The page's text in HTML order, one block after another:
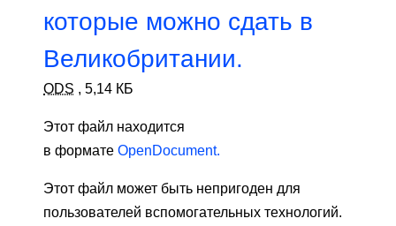
которые можно сдать в
Великобритании.
ODS , 5,14 КБ
Этот файл находится
в формате OpenDocument.
Этот файл может быть непригоден для
пользователей вспомогательных технологий.